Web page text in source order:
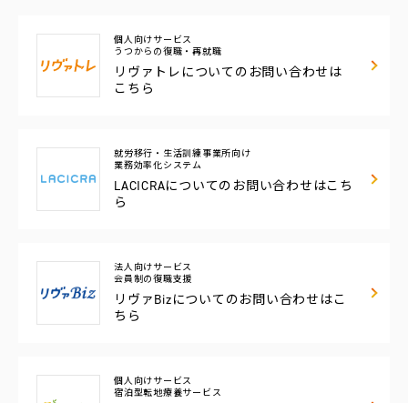
個人向けサービス
うつからの復職・再就職
リヴァトレについての お問い合わせは
こちら
就労移行・生活訓練事業所向け
業務効率化システム
LACICRAについての お問い合わせはこち
ら
法人向けサービス
会員制の復職支援
リヴァBizについてのお問い合わせはこ
ちら
個人向けサービス
宿泊型転地療養サービス